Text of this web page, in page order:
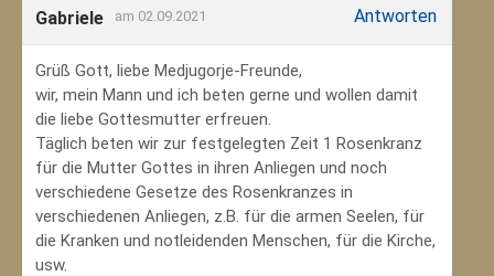
Gabriele am 02.09.2021 Antworten
Grüß Gott, liebe Medjugorje-Freunde,
wir, mein Mann und ich beten gerne und wollen damit
die liebe Gottesmutter erfreuen.
Täglich beten wir zur festgelegten Zeit 1 Rosenkranz
für die Mutter Gottes in ihren Anliegen und noch
verschiedene Gesetze des Rosenkranzes in
verschiedenen Anliegen, z.B. für die armen Seelen, für
die Kranken und notleidenden Menschen, für die Kirche,
usw.